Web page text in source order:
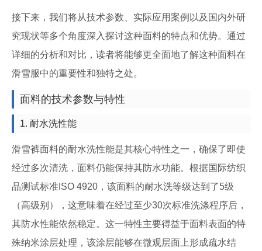
接下来，我们将从技术参数、实际应用案例以及国内外研
究现状等多个角度深入探讨这种面料的特点和优势。通过
详细的分析和对比，读者将能够更全面地了解这种面料在
滑雪服中的重要性和独特之处。
面料的技术参数与特性
1. 耐水洗性能
滑雪裤面料的耐水洗性能是其核心特性之一，确保了即使
经过多次清洗，面料仍能保持其防水功能。根据国际纺织
品测试标准ISO 4920，该面料的耐水洗等级达到了5级
（高级别），这意味着在经过至少30次标准洗涤程序后，
其防水性能依然稳定。这一特性主要得益于面料表面的特
殊纳米涂层处理，该涂层能够在微观层面上形成疏水结